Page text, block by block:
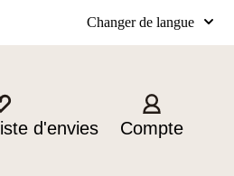
Changer de langue
d'envies Compte